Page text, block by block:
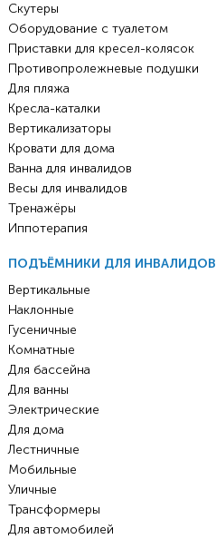
Скутеры
Оборудование с туалетом
Приставки для кресел-колясок
Противопролежневые подушки
Для пляжа
Кресла-каталки
Вертикализаторы
Кровати для дома
Ванна для инвалидов
Весы для инвалидов
Тренажёры
Иппотерапия
ПОДЪЁМНИКИ ДЛЯ ИНВАЛИДОВ
Вертикальные
Наклонные
Гусеничные
Комнатные
Для бассейна
Для ванны
Электрические
Для дома
Лестничные
Мобильные
Уличные
Трансформеры
Для автомобилей